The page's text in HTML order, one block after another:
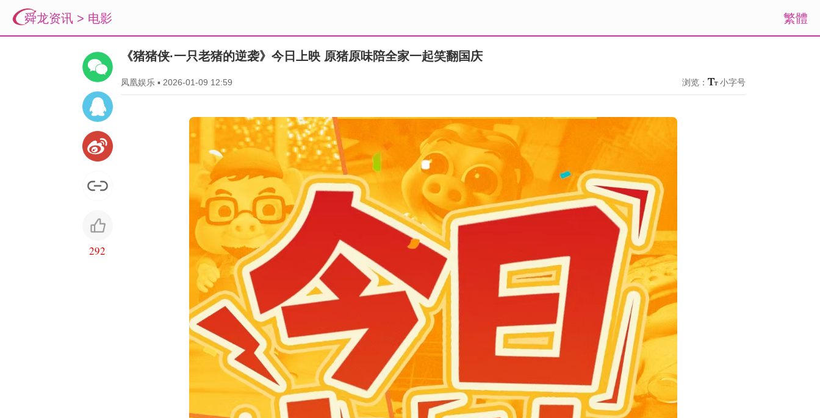
繁體
舜龙资讯 > 电影
292
《猪猪侠·一只老猪的逆袭》今日上映 原猪原味陪全家一起笑翻国庆
凤凰娱乐▪ 2026-01-09 12:59 浏览： 小字号